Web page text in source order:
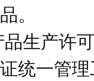
。
生产许
统一管